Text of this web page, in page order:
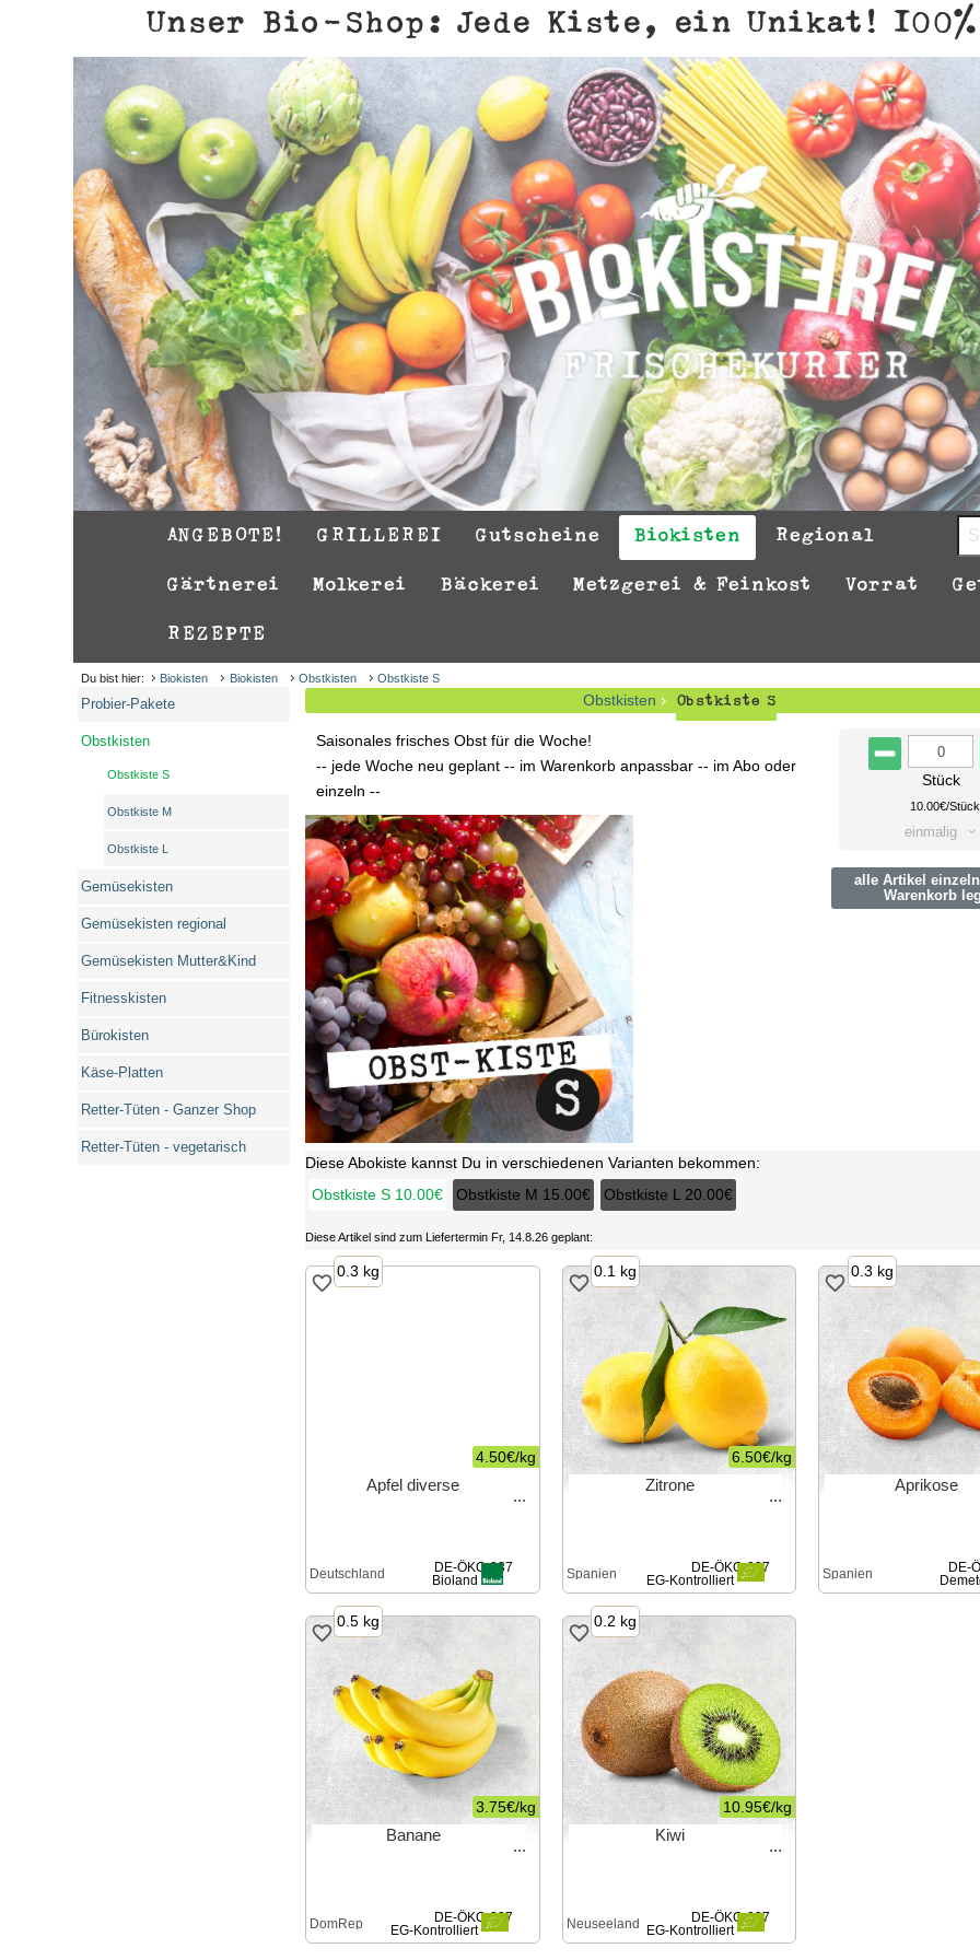
Unser Bio-Shop: Jede Kiste, ein Unikat!
ANGEBOTE! GRILLEREI Gutscheine Biokisten Regional
Gärtnerei Molkerei Bäckerei Metzgerei & Feinkost Vorrat
REZEPTE
Du bist hier: Biokisten Biokisten Obstkisten Obstkiste S
Probier-Pakete
Obstkisten
Obstkiste S
Obstkiste M
Obstkiste L
Gemüsekisten
Gemüsekisten regional
Gemüsekisten Mutter&Kind
Fitnesskisten
Bürokisten
Käse-Platten
Retter-Tüten - Ganzer Shop
Retter-Tüten - vegetarisch
Obstkisten Obstkiste S
Stück
10.00€/Stück
einmalig
alle Artikel
Warenkorb
Saisonales frisches Obst für die Woche!
-- jede Woche neu geplant -- im Warenkorb anpassbar -- im Abo oder
einzeln --
Diese Abokiste kannst Du in verschiedenen Varianten bekommen:
Obstkiste S 10.00€ Obstkiste M 15.00€ Obstkiste L 20.00€
Diese Artikel sind zum Liefertermin Fr, 14.8.26geplant:
0.3 kg
Apfel diverse
Deutschland
DE-ÖKO-037
Bioland
4.50€/kg
0.1 kg
Zitrone
Spanien
DE-ÖKO-037
EG-Kontrolliert
6.50€/kg
0.3 kg
Aprikose
Spanien
DE-
0.5 kg
Banane
DomRep
DE-ÖKO-037
EG-Kontrolliert
3.75€/kg
0.2 kg
Kiwi
Neuseeland
DE-ÖKO-037
EG-Kontrolliert
10.95€/kg